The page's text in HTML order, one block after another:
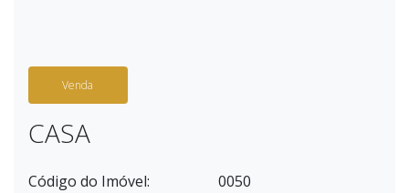
Venda
CASA
Código do Imóvel:
0050